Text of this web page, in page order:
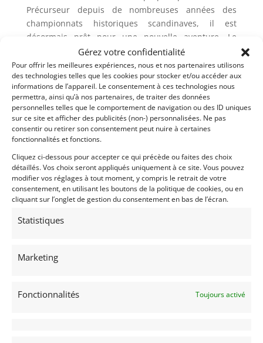
Gérez votre confidentialité
Pour offrir les meilleures expériences, nous et nos partenaires utilisons
des technologies telles que les cookies pour stocker et/ou accéder aux
informations de l’appareil. Le consentement à ces technologies nous
permettra, ainsi qu’à nos partenaires, de traiter des données
personnelles telles que le comportement de navigation ou des ID uniques
sur ce site et afficher des publicités (non-) personnalisées. Ne pas
consentir ou retirer son consentement peut nuire à certaines
fonctionnalités et fonctions.
Cliquez ci-dessous pour accepter ce qui précède ou faites des choix
détaillés. Vos choix seront appliqués uniquement à ce site. Vous pouvez
modifier vos réglages à tout moment, y compris le retrait de votre
consentement, en utilisant les boutons de la politique de cookies, ou en
cliquant sur l’onglet de gestion du consentement en bas de l’écran.
Statistiques
Marketing
Fonctionnalités Toujours activé
Précurseur depuis de nombreuses années des
championnats historiques scandinaves, il est
désormais prêt pour une nouvelle aventure. Le
moteur a été entièrement refait l’année dernière et
n’a fait que 3 heures de course depuis. La Lotus est
livrée avec un HTP FIA international valable jusqu’au
31.12.2029.
C’est votre opportunité d’obtenir une Lotus Elan très
compétitive aux spécifications FIA, qui est prête à
gagner des courses dans n’importe quel
championnat historique national ou international.
Prix ​​très compétitif à vendre et disponible
immédiatement.
Partager cette annonce
Passeports techniques